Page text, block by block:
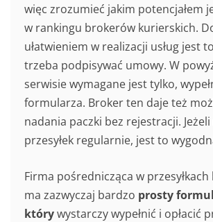
więc zrozumieć jakim potencjałem
w rankingu brokerów kurierskich.
ułatwieniem w realizacji usług jest
trzeba podpisywać umowy. W
serwisie wymagane jest tylko,
formularza. Broker ten daje też
nadania paczki bez rejestracji. Jeżeli
przesyłek regularnie, jest to
Firma pośrednicząca w
ma zazwyczaj bardzo prosty
którywystarczy wypełnić i opłacić